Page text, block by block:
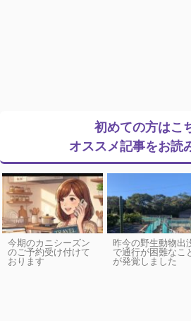
初めての方はこ
オススメ記事をお読
今期のカニシーズン
のご予約受け付けて
おります
昨今の野生動物出
で通行が困難なこ
が発覚しました